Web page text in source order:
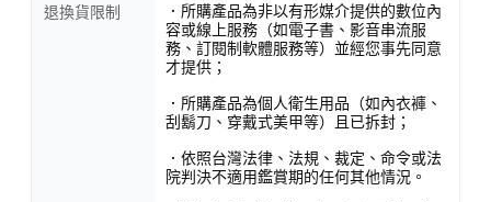
退換貨限制
．所購產品為非以有形媒介提供的數位內
容或線上服務（如電子書、影音串流服
務、訂閱制軟體服務等）並經您事先同意
才提供；
．所購產品為個人衛生用品（如內衣褲、
刮鬍刀、穿戴式美甲等）且已拆封；
．依照台灣法律、法規、裁定、命令或法
院判決不適用鑑賞期的任何其他情況。